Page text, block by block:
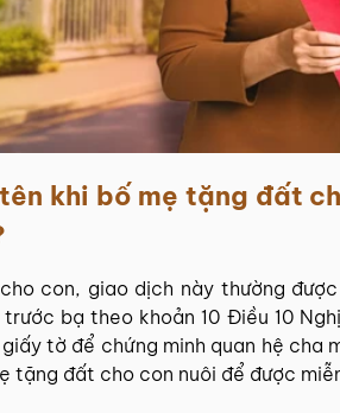
khi bố mẹ tặng đất
con, giao dịch này thường
bạ theo khoản 10 Điều 10
tờ để chứng minh quan hệ cha
tặng đất cho con nuôi để được